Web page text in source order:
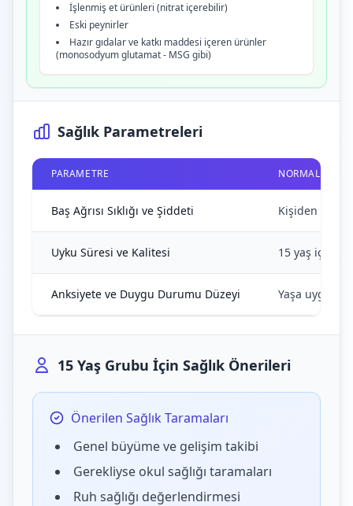
İşlenmiş et ürünleri (nitrat içerebilir)
Eski peynirler
Hazır gıdalar ve katkı maddesi içeren ürünler
(monosodyum glutamat - MSG gibi)
Sağlık Parametreleri
PARAMETRE NORMAL
Baş Ağrısı Sıklığı ve Şiddeti Kişiden
Uyku Süresi ve Kalitesi 15 yaş için
Anksiyete ve Duygu Durumu Düzeyi Yaşa uygun,
15 Yaş Grubu İçin Sağlık Önerileri
Önerilen Sağlık Taramaları
Genel büyüme ve gelişim takibi
Gerekliyse okul sağlığı taramaları
Ruh sağlığı değerlendirmesi